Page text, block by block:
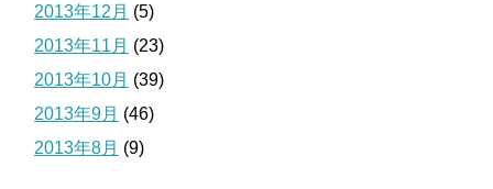
2013年12月 (5)
2013年11月 (23)
2013年10月 (39)
2013年9月 (46)
2013年8月 (9)